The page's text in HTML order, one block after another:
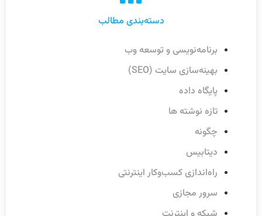
دسته‌بندی مطالب
برنامه‌نویسی و توسعه وب
بهینه‌سازی سایت (SEO)
پایگاه داده
تازه نوشته ها
چگونه
دیتابیس
راه‌اندازی کسب‌وکار اینترنتی
سرور مجازی